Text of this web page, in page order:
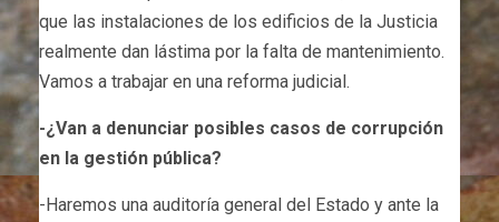
que las instalaciones de los edificios de la Justicia
realmente dan lástima por la falta de mantenimiento.
Vamos a trabajar en una reforma judicial.
-¿Van a denunciar posibles casos de corrupción
en la gestión pública?
-Haremos una auditoría general del Estado y ante la